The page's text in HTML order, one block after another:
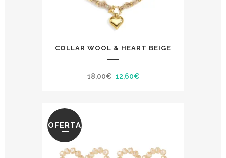
COLLAR WOOL & HEART BEIGE
18,00€ El
12,60€El
OFERTA